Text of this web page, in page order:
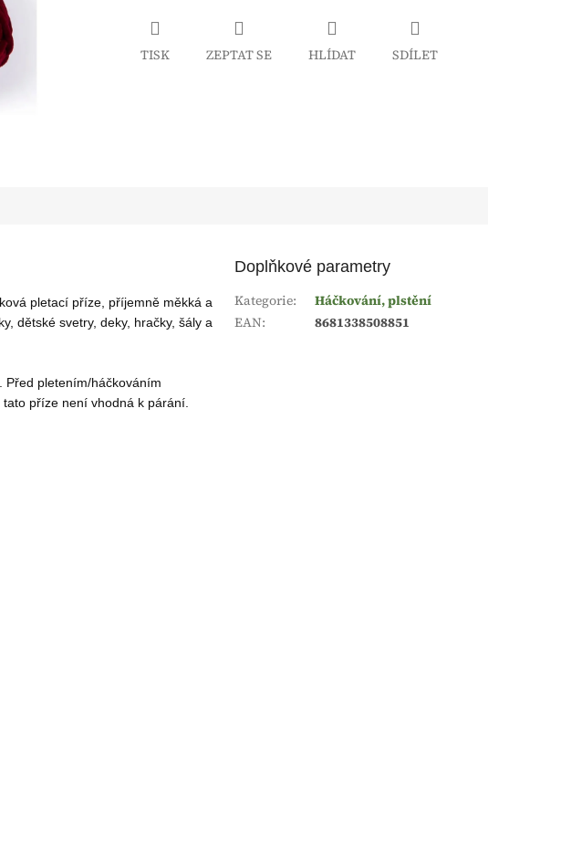
TISK ZEPTAT SE HLÍDAT SDÍLET
pletací příze, příjemně měkká a
dětské svetry, deky, hračky, šály a
Před pletením/háčkováním
příze není vhodná k párání.
Doplňkové parametry
Kategorie:
Háčkování, plstění
EAN: 8681338508851